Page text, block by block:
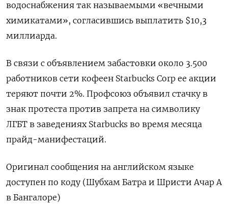
водоснабжения так называемыми «вечными
химикатами», согласившись выплатить $10,3
миллиарда.
В связи с объявлением забастовки около 3.500
работников сети кофеен Starbucks Corp ее акции
теряют почти 2%. Профсоюз объявил стачку в
знак протеста против запрета на символику
ЛГБТ в заведениях Starbucks во время месяца
прайд-манифестаций.
Оригинал сообщения на английском языке
доступен по коду (Шубхам Батра и Шристи Ачар А
в Бангалоре)